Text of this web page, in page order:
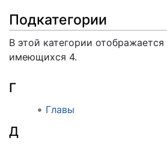
Перейти к:
Подкатегории
В этой категории
имеющихся 4.
Г
Главы
Д